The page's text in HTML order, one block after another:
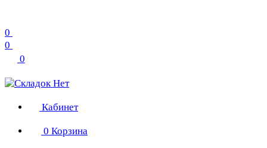
0
0
0
Кабинет
0 Корзина